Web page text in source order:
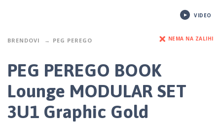
VIDEO
BRENDOVI PEG PEREGO NEMA NA ZALIHI
PEG PEREGO BOOK
Lounge MODULAR SET
3U1 Graphic Gold